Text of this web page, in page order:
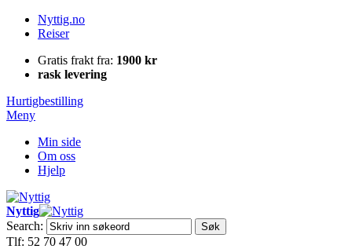
Nyttig.no
Reiser
Gratis frakt fra: 1900 kr
rask levering
Hurtigbestilling
Meny
Min side
Om oss
Hjelp
Nyttig
Search:
Søk
Tlf: 52 70 47 00